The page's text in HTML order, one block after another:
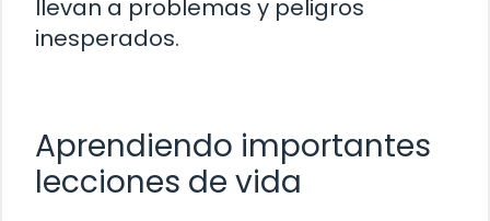
llevan a problemas y peligros
inesperados.
Aprendiendo importantes
lecciones de vida